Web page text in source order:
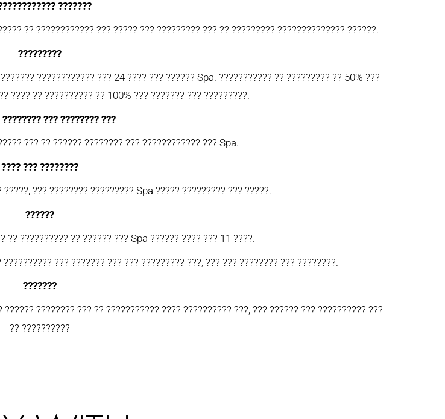
???????
?? ???????????? ??? ????? ??? ????????? ??? ?? ????????? ?????????????? ??????.
?????????
???????????? ??? 24 ???? ??? ?????? Spa. ??????????? ?? ????????? ?? 50% ???
???? ?? ?????????? ?? 100% ??? ??????? ??? ?????????.
??? ???????? ???
??? ?? ?????? ???????? ??? ???????????? ??? Spa.
???? ??? ????????
??? ???????? ????????? Spa ????? ????????? ??? ?????.
??????
?? ?????????? ?? ?????? ??? Spa ?????? ???? ??? 11 ????.
??? ??????? ??? ??? ????????? ???, ??? ??? ???????? ??? ????????.
???????
???????? ??? ?? ??????????? ???? ?????????? ???, ??? ?????? ??? ?????????? ???
?? ??????????